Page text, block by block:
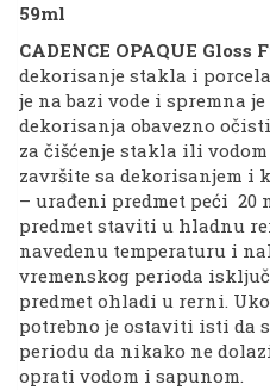
45ml
količina
59ml
CADENCE OPAQUE Gloss
dekorisanje stakla i
je na bazi vode i spremna
dekorisanja obavezno
za čišćenje stakla ili
završite sa dekorisanjem i
– urađeni predmet peći 20
predmet staviti u hladnu
navedenu temperaturu i
vremenskog perioda
predmet ohladi u rerni.
potrebno je ostaviti isti da
periodu da nikako ne
oprati vodom i sapunom.